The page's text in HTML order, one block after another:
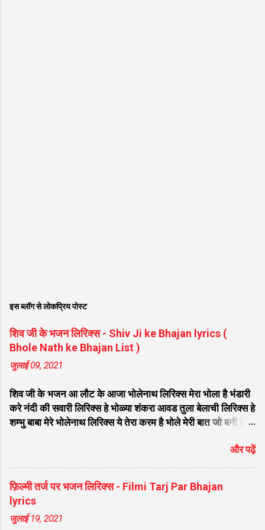
इस ब्लॉग से लोकप्रिय पोस्ट
शिव जी के भजन लिरिक्स - Shiv Ji ke Bhajan lyrics (
Bhole Nath ke Bhajan List )
जुलाई 09, 2021
शिव जी के भजन आ लौट के आजा भोलेनाथ लिरिक्स मेरा भोला है भंडारी
करे नंदी की सवारी लिरिक्स हे भोळ्या शंकरा आवड तुला बेलाची लिरिक्स हे
शम्भु बाबा मेरे भोलेनाथ लिरिक्स ये तेरा करम है भोले मेरी बात जो बनी है
गुलशन सा मेरे भोलेनाथ आये है लिरिक्स नगर में जोगी आया भेद कोई
समझ ना पाया लिरिक्स शिवजी तेरे द्वार हम भी आयेंगे लिरिक्स सांसो की
माला पे सिमरु मै शिव का नाम लिरिक्स डम डम डमरू बजाना होगा भोले
मेरी कुटिया में आना होगा लिरिक्स मेरे भोले से भोले बाबा लिरिक्स भोलेनाथ
का चेला लिरिक्स भोले चेला बना लेना लिरिक्स सिर पे विराजे गंगा की धार
लिरिक्स महादेवा - Mahadeva Hansraj Raghuwanshi लिरिक्स
और पढ़ें
फ़िल्मी तर्ज पर भजन लिरिक्स - Filmi Tarj Par Bhajan
lyrics
जुलाई 19, 2021